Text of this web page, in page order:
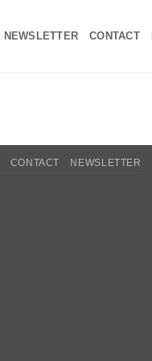
NEWSLETTER CONTACT
CONTACT NEWSLETTER